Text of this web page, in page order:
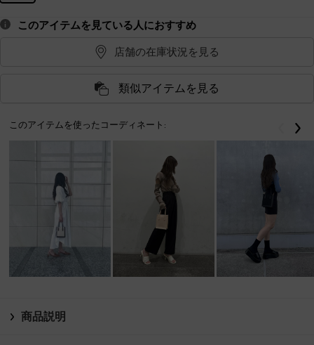
このアイテムを見ている人におすすめ
店舗の在庫状況を見る
類似アイテムを見る
このアイテムを使ったコーディネート: 戻る
商品説明